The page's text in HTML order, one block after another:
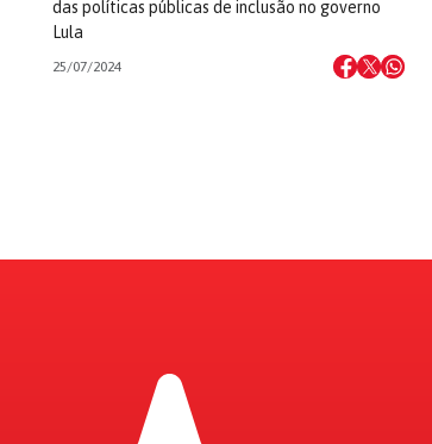
das políticas públicas de inclusão no governo
Lula
25/07/2024